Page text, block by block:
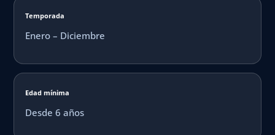
Temporada
Enero – Diciembre
Edad mínima
Desde 6 años